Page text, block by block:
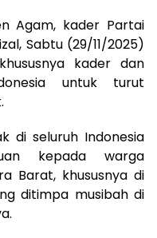
Agam, kader Partai
Sabtu (29/11/2025)
kader dan
untuk turut
di seluruh Indonesia
kepada warga
Barat, khususnya di
ditimpa musibah di